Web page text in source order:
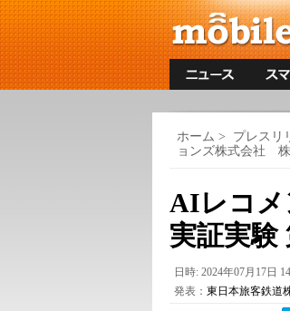
ホーム > プレスリ
ョンズ株式会社
AIレコメ
実証実験
日時: 2024年07月17日
発表： 東日本旅客鉄道